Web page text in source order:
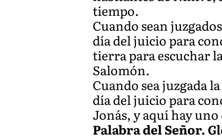
tiempo.
Cuando sean
día del juicio para
tierra para escuchar
Salomón.
Cuando sea juzgada
día del juicio para
Jonás, y aquí hay uno
Palabra del Señor.